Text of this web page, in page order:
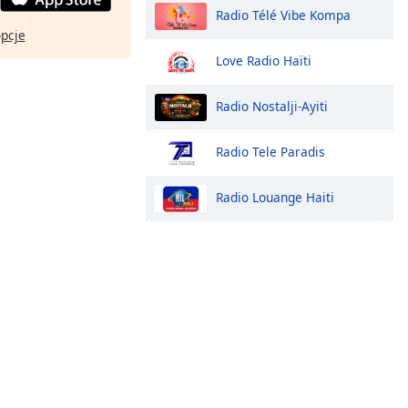
Radio Télé Vibe Kompa
Love Radio Haïti
Radio Nostalji-Ayiti
Radio Tele Paradis
Radio Louange Haiti